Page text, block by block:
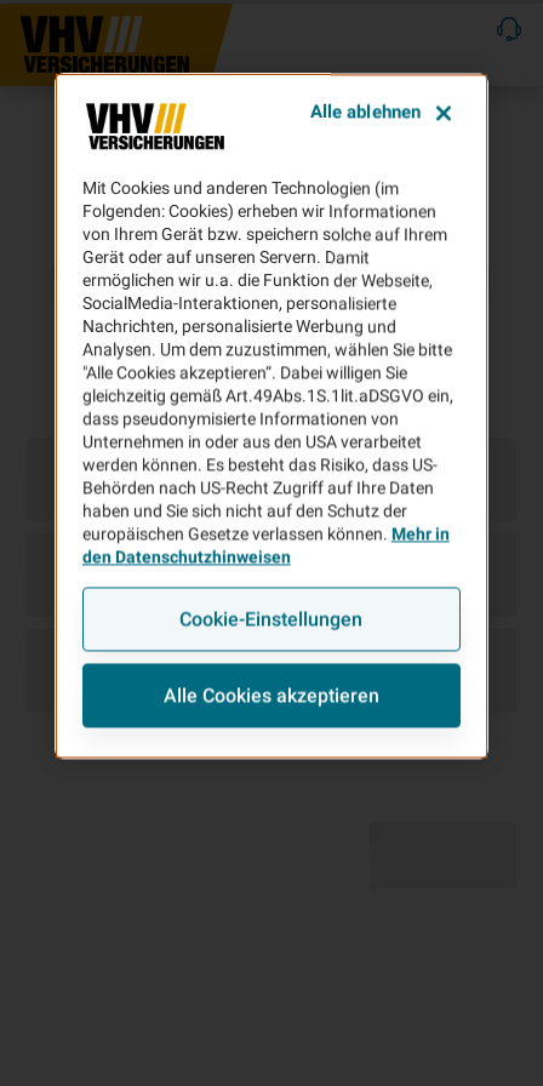
Mit Cookies und anderen Technologien (im
Folgenden: Cookies) erheben wir Informationen
von Ihrem Gerät bzw. speichern solche auf Ihrem
Gerät oder auf unseren Servern. Damit
ermöglichen wir u.a. die Funktion der Webseite,
SocialMedia-Interaktionen, personalisierte
Nachrichten, personalisierte Werbung und
Analysen. Um dem zuzustimmen, wählen Sie bitte
"Alle Cookies akzeptieren“. Dabei willigen Sie
gleichzeitig gemäß Art.49Abs.1S.1lit.aDSGVO ein,
dass pseudonymisierte Informationen von
Unternehmen in oder aus den USA verarbeitet
werden können. Es besteht das Risiko, dass US-
Behörden nach US-Recht Zugriff auf Ihre Daten
haben und Sie sich nicht auf den Schutz der
europäischen Gesetze verlassen können. Mehr in
den Datenschutzhinweisen
Cookie-Einstellungen
Alle Cookies akzeptieren
Alle ablehnen